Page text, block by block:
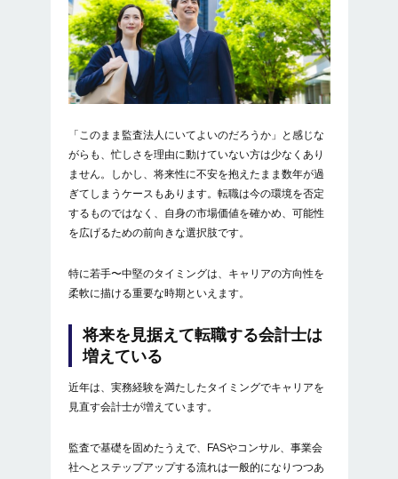
「このまま監査法人にいてよいのだろうか」と感じな
がらも、忙しさを理由に動けていない方は少なくあり
ません。しかし、将来性に不安を抱えたまま数年が過
ぎてしまうケースもあります。転職は今の環境を否定
するものではなく、自身の市場価値を確かめ、可能性
を広げるための前向きな選択肢です。
特に若手〜中堅のタイミングは、キャリアの方向性を
柔軟に描ける重要な時期といえます。
将来を見据えて転職する会計士は
増えている
近年は、実務経験を満たしたタイミングでキャリアを
見直す会計士が増えています。
監査で基礎を固めたうえで、FASやコンサル、事業会
社へとステップアップする流れは一般的になりつつあ